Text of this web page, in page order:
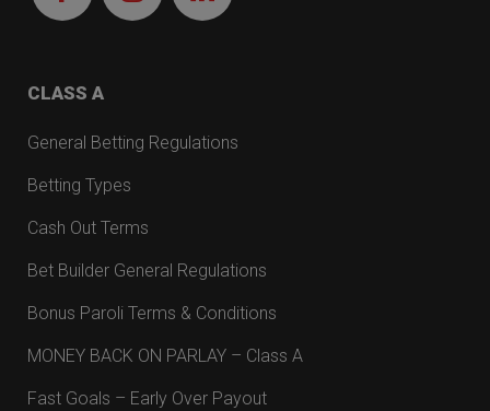
CLASS A
General Betting Regulations
Betting Types
Cash Out Terms
Bet Builder General Regulations
Bonus Paroli Terms & Conditions
MONEY BACK ON PARLAY – Class A
Fast Goals – Early Over Payout